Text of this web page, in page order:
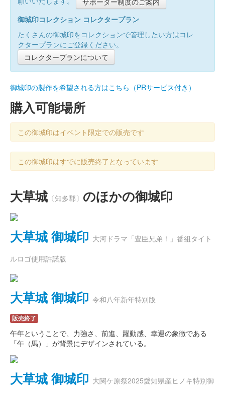
御城印コレクション コレクタープラン
たくさんの御城印をコレクションで管理したい方はコレ
クタープランにご登録ください。
コレクタープランについて
御城印の製作を希望される方はこちら（PRサービス付き）
購入可能場所
この御城印はイベント限定での販売です
この御城印はすでに販売終了となっています
大草城 〔知多郡〕 のほかの御城印
大草城 御城印 大河ドラマ「豊臣兄弟！」番組タイト
ルロゴ使用許諾版
大草城 御城印 令和八年新年特別版
販売終了
午年ということで、力強さ、前進、躍動感、幸運の象徴である
「午（馬）」が背景にデザインされている。
大草城 御城印 大関ケ原祭2025愛知県産ヒノキ特別御